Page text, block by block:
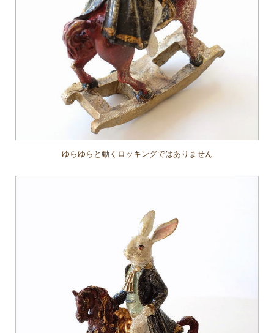
ゆらゆらと動くロッキングではありません